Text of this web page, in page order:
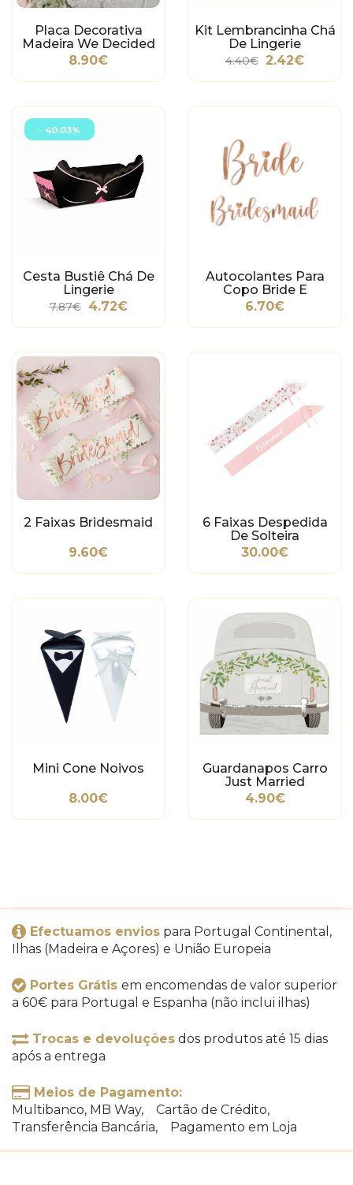
Placa Decorativa
Madeira We Decided
On Forever
8.90€
Kit Lembrancinha Chá
De Lingerie
4.40€ 2.42€
- 40.03%
Cesta Bustiê Chá De
Lingerie
7.87€ 4.72€
Autocolantes Para
Copo Bride E
Bridesmaid
6.70€
2 Faixas Bridesmaid
9.60€
6 Faixas Despedida
De Solteira
30.00€
Mini Cone Noivos
8.00€
Guardanapos Carro
Just Married
4.90€
Efectuamos envios para Portugal Continental,
Ilhas (Madeira e Açores) e União Europeia
Portes Grátis em encomendas de valor superior
a 60€ para Portugal e Espanha (não inclui ilhas)
Trocas e devoluções dos produtos até 15 dias
após a entrega
Meios de Pagamento:
Multibanco, MB Way, Cartão de Crédito,
Transferência Bancária, Pagamento em Loja